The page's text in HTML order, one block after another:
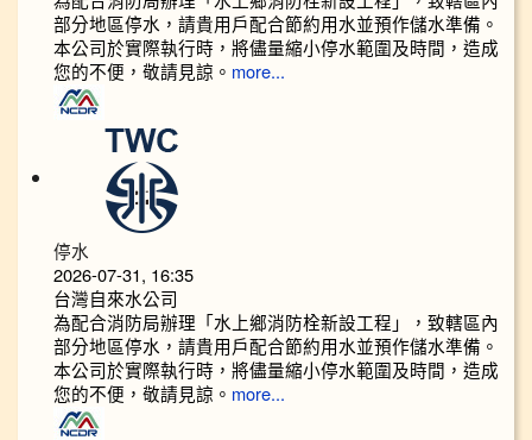
部分地區停水，請貴用戶配合節約用水並預作儲水準備。
本公司於實際執行時，將儘量縮小停水範圍及時間，造成
您的不便，敬請見諒。 more...
停水
2026-07-31, 16:35
台灣自來水公司
為配合消防局辦理「水上鄉消防栓新設工程」，致轄區內
部分地區停水，請貴用戶配合節約用水並預作儲水準備。
本公司於實際執行時，將儘量縮小停水範圍及時間，造成
您的不便，敬請見諒。 more...